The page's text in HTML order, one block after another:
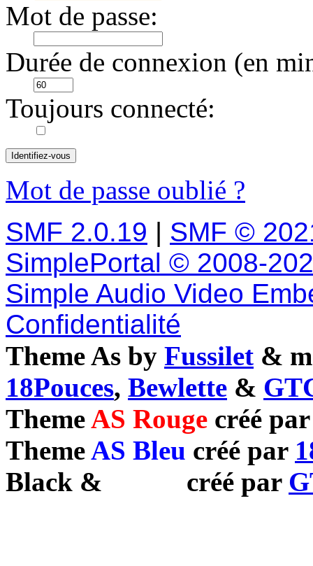
Mot de passe:
Durée de connexion (en
Toujours connecté:
Mot de passe oublié ?
SMF 2.0.19 | SMF ©
SimplePortal © 2008-
Simple Audio Video
Confidentialité
Theme As by Fussilet &
18Pouces, Bewlette &
ThemeAS Rouge créé
ThemeAS Bleu créé par
Black & créé par